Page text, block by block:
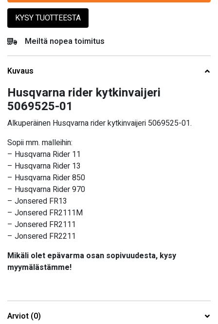
KYSY TUOTTEESTA
Meiltä nopea toimitus
Kuvaus
Husqvarna rider kytkinvaijeri
5069525-01
Alkuperäinen Husqvarna rider kytkinvaijeri 5069525-01.
Sopii mm. malleihin:
– Husqvarna Rider 11
– Husqvarna Rider 13
– Husqvarna Rider 850
– Husqvarna Rider 970
– Jonsered FR13
– Jonsered FR2111M
– Jonsered FR2111
– Jonsered FR2211
Mikäli olet epävarma osan sopivuudesta, kysy
myymälästämme!
Arviot (0)